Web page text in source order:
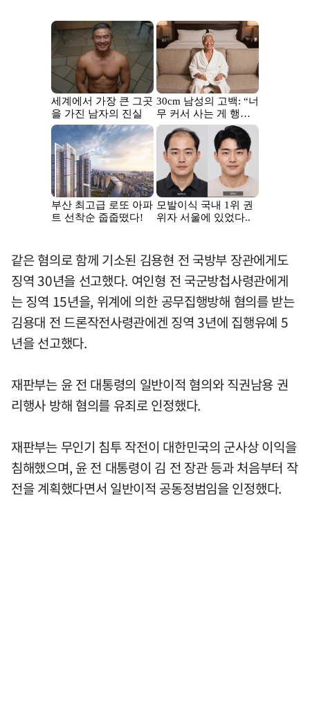
같은 혐의로 함께 기소된 김용현 전 국방부 장관에게도
징역 30년을 선고했다. 여인형 전 국군방첩사령관에게
는 징역 15년을, 위계에 의한 공무집행방해 혐의를 받는
김용대 전 드론작전사령관에겐 징역 3년에 집행유예 5
년을 선고했다.
재판부는 윤 전 대통령의 일반이적 혐의와 직권남용 권
리행사 방해 혐의를 유죄로 인정했다.
재판부는 무인기 침투 작전이 대한민국의 군사상 이익을
침해했으며, 윤 전 대통령이 김 전 장관 등과 처음부터 작
전을 계획했다면서 일반이적 공동정범임을 인정했다.